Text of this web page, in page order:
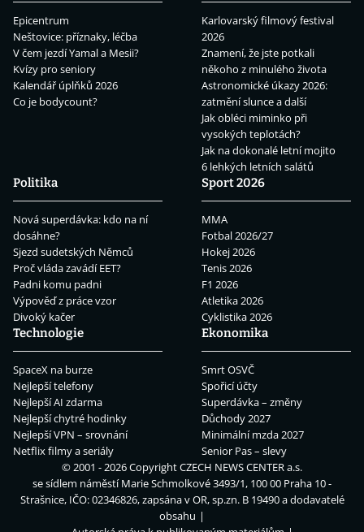
Epicentrum
Neštovice: příznaky, léčba
V čem jezdí Yamal a Mesii?
Kvízy pro seniory
Kalendář úplňků 2026
Co je bodycount?
Karlovarský filmový festival
2026
Znamení, že jste potkali
někoho z minulého života
Astronomické úkazy 2026:
zatmění slunce a další
Jak obléci miminko při
vysokých teplotách?
Jak na dokonalé letní mojito
6 lehkých letních salátů
Politika
Nová superdávka: kdo na ní
dosáhne?
Sjezd sudetských Němců
Proč vláda zavádí EET?
Padni komu padni
Výpověď z práce vzor
Divoký kačer
Sport 2026
MMA
Fotbal 2026/27
Hokej 2026
Tenis 2026
F1 2026
Atletika 2026
Cyklistika 2026
Technologie
SpaceX na burze
Nejlepší telefony
Nejlepší AI zdarma
Nejlepší chytré hodinky
Nejlepší VPN – srovnání
Netflix filmy a seriály
Ekonomika
Smrt OSVČ
Spořicí účty
Superdávka – změny
Důchody 2027
Minimální mzda 2027
Senior Pas – slevy
© 2001 - 2026 CopyrightCZECH NEWS CENTER a.s.
se sídlem náměstí Marie Schmolkové 3493/1, 100 00 Praha 10 -
Strašnice, IČO: 02346826, zapsána v OR, sp.zn. B 19490 a dodavatelé
obsahu